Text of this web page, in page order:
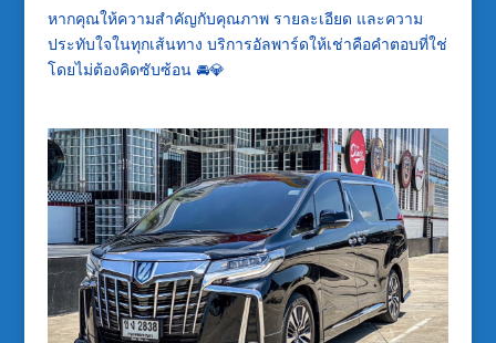
หากคุณให้ความสำคัญกับคุณภาพ รายละเอียด และความ
ประทับใจในทุกเส้นทาง บริการอัลพาร์ดให้เช่าคือคำตอบที่ใช่
โดยไม่ต้องคิดซับซ้อน 🚘💎